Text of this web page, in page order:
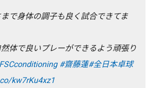
で身体の調子も良く試合できてま
体で良いプレーができるよう頑張り
#齋藤蓮#全日本卓球
kw7rKu4xz1